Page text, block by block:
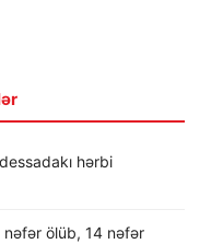
hərbi
nəfər ölüb, 14 nəfər